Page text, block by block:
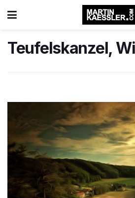
Teufelskanzel,